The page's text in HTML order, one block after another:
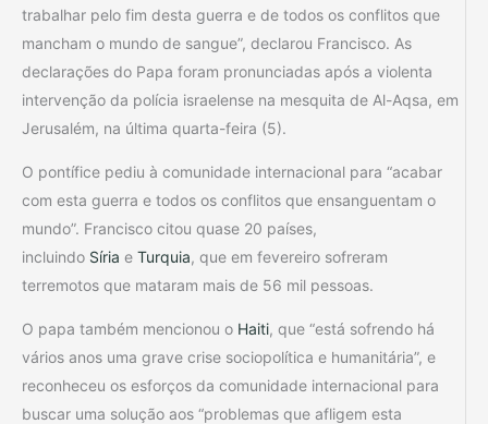
trabalhar pelo fim desta guerra e de todos os conflitos que
mancham o mundo de sangue”, declarou Francisco. As
declarações do Papa foram pronunciadas após a violenta
intervenção da polícia israelense na mesquita de Al-Aqsa, em
Jerusalém, na última quarta-feira (5).
O pontífice pediu à comunidade internacional para “acabar
com esta guerra e todos os conflitos que ensanguentam o
mundo”. Francisco citou quase 20 países,
incluindo Síria e Turquia, que em fevereiro sofreram
terremotos que mataram mais de 56 mil pessoas.
O papa também mencionou o Haiti, que “está sofrendo há
vários anos uma grave crise sociopolítica e humanitária”, e
reconheceu os esforços da comunidade internacional para
buscar uma solução aos “problemas que afligem esta